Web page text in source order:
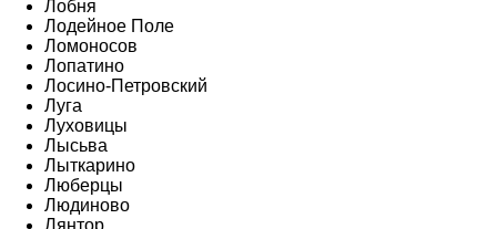
Лобня
Лодейное Поле
Ломоносов
Лопатино
Лосино-Петровский
Луга
Луховицы
Лысьва
Лыткарино
Люберцы
Людиново
Лянтор